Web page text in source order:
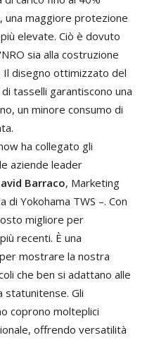
, una maggiore protezione
più elevate. Ciò è dovuto
'NRO sia alla costruzione
Il disegno ottimizzato del
di tasselli garantiscono una
, un minore consumo di
.
ha collegato gli
le aziende leader
Barraco, Marketing
di Yokohama TWS –. Con
migliore per
recenti. È una
per mostrare la nostra
che ben si adattano alle
statunitense. Gli
coprono molteplici
, offrendo versatilità